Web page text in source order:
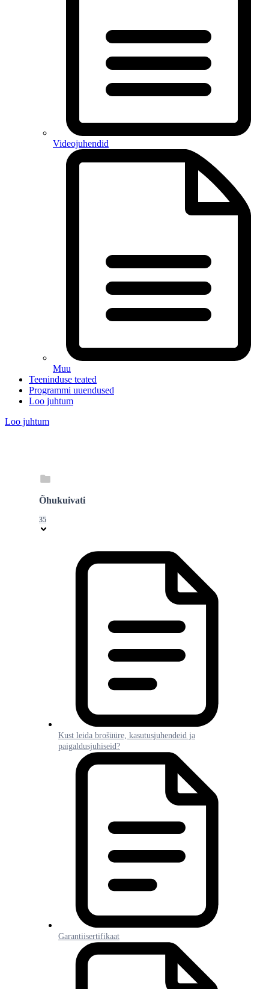
Videojuhendid
Muu
Teeninduse teated
Programmi uuendused
Loo juhtum
Loo juhtum
Õhukuivati
35
Kust leida brošüüre, kasutusjuhendeid ja
paigaldusjuhiseid?
Garantiisertifikaat